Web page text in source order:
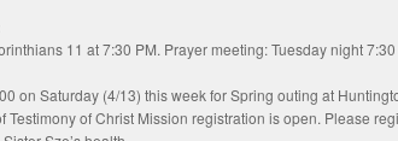
11 at 7:30 PM. Prayer meeting: Tuesday night
on Saturday (4/13) this week for Spring outing at
Testimony of Christ Mission registration is open. Please